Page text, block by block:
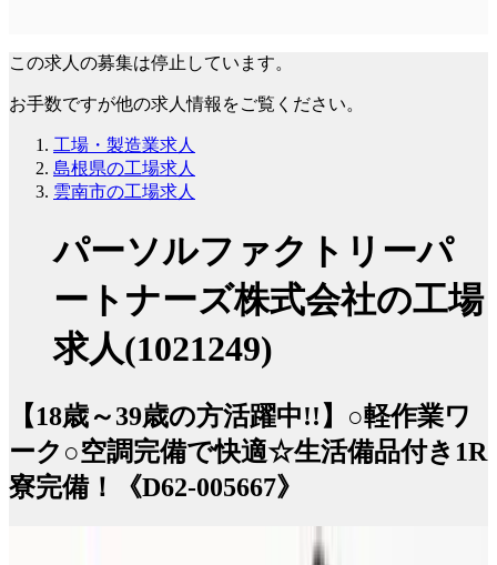
この求人の募集は停止しています。
お手数ですが他の求人情報をご覧ください。
工場・製造業求人
島根県の工場求人
雲南市の工場求人
パーソルファクトリーパ
ートナーズ株式会社の工場
求人(1021249)
【18歳～39歳の方活躍中!!】○軽作業ワ
ーク○空調完備で快適☆生活備品付き1R
寮完備！《D62-005667》